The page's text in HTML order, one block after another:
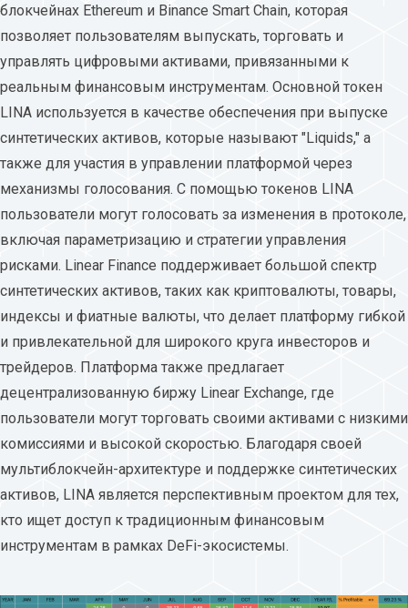
блокчейнах Ethereum и Binance Smart Chain, которая
позволяет пользователям выпускать, торговать и
управлять цифровыми активами, привязанными к
реальным финансовым инструментам. Основной токен
LINA используется в качестве обеспечения при выпуске
синтетических активов, которые называют "Liquids," а
также для участия в управлении платформой через
механизмы голосования. С помощью токенов LINA
пользователи могут голосовать за изменения в протоколе,
включая параметризацию и стратегии управления
рисками. Linear Finance поддерживает большой спектр
синтетических активов, таких как криптовалюты, товары,
индексы и фиатные валюты, что делает платформу гибкой
и привлекательной для широкого круга инвесторов и
трейдеров. Платформа также предлагает
децентрализованную биржу Linear Exchange, где
пользователи могут торговать своими активами с низкими
комиссиями и высокой скоростью. Благодаря своей
мультиблокчейн-архитектуре и поддержке синтетических
активов, LINA является перспективным проектом для тех,
кто ищет доступ к традиционным финансовым
инструментам в рамках DeFi-экосистемы.